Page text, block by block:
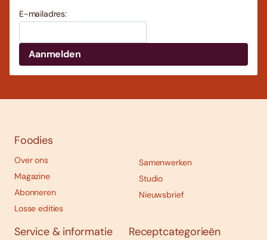
E-mailadres:
Foodies
Over ons
Magazine
Abonneren
Losse edities
Samenwerken
Studio
Nieuwsbrief
Service & informatie Receptcategorieën